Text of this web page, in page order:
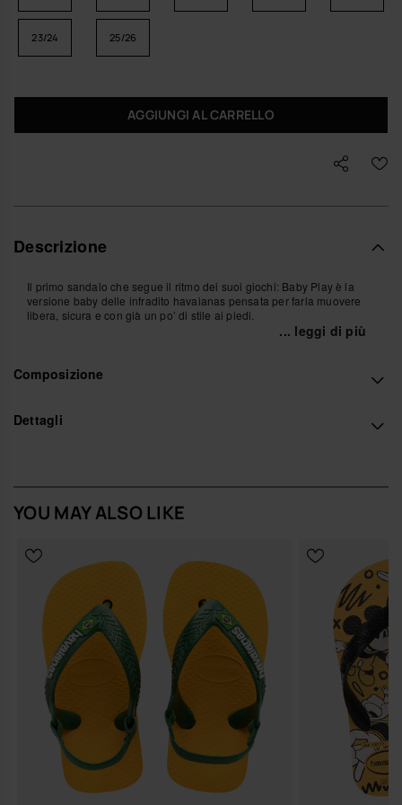
23/24 25/26
AGGIUNGI AL CARRELLO
Descrizione
Il primo sandalo che segue il ritmo dei suoi giochi: Baby Play è la
versione baby delle infradito havaianas pensata per farla muovere
libera, sicura e con già un po’ di stile ai piedi.
La pianta ergonomica accompagna ogni passo, ogni salto, ogni
appoggia a terra. Il morbido cinturino in velcro si regola in un gesto e
abbraccia con delicatezza, mentre il pratico pull-strap sul retro rende
senza interruzioni nel gioco.
aggiungono un dettaglio giocoso, come un piccolo mondo illustrato
Silhouette compatta, con suola leggermente sagomata e linee
avvolgenti pensate per seguire la forma del piedino.
Colori pieni e vivaci, finiture pulite e armoniose che rendono
questi sandali baby facili da abbinare a body, shorts e mini abiti
estivi.
Dettagli iconici havaianas nella texture della suola e nelle
grafiche, per un richiamo discreto al mondo delle infradito del
brand.
Comfort e vestibilità
Calzata morbida e naturale, studiata per accompagnare il
piede senza sfregamenti, anche quando i tempi del gioco si
allungano.
Struttura leggera che lascia il piedino libero di muoversi,
correre, piegarsi, senza rigidità.
Facili da indossare e togliere grazie al cinturino in velcro e al
... leggi di più
Composizione
Dettagli
YOU MAY ALSO LIKE